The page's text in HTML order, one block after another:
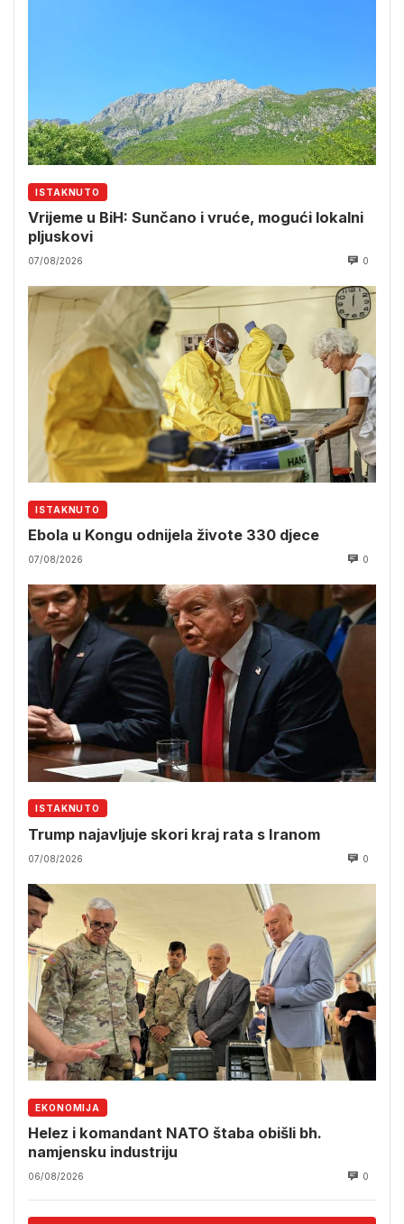
ISTAKNUTO
Vrijeme u BiH: Sunčano i vruće, mogući lokalni
pljuskovi
07/08/2026 0
ISTAKNUTO
Ebola u Kongu odnijela živote 330 djece
07/08/2026 0
ISTAKNUTO
Trump najavljuje skori kraj rata s Iranom
07/08/2026 0
EKONOMIJA
Helez i komandant NATO štaba obišli bh.
namjensku industriju
06/08/2026 0